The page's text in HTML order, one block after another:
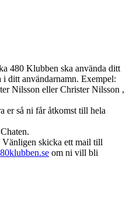
480 Klubben ska använda ditt
i ditt användarnamn. Exempel:
Nilsson eller Christer Nilsson ,
er så ni får åtkomst till hela
Vänligen skicka ett mail till
om ni vill bli